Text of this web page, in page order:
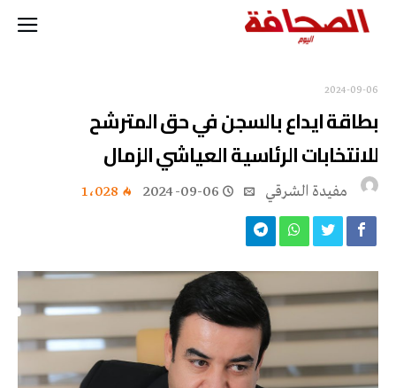
2024-09-06
بطاقة ايداع بالسجن في حق المترشح
للانتخابات الرئاسية العياشي الزمال
مفيدة الشرقي 2024-09-06 1٬028